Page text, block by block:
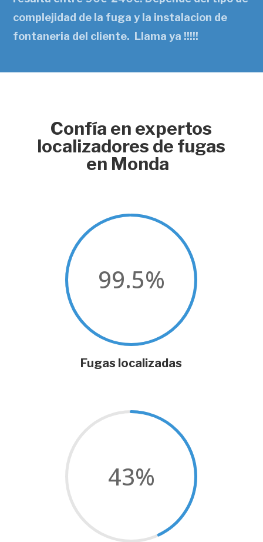
complejidad de la fuga y la instalacion de
fontaneria del cliente. Llama ya !!!!!
Confía en expertos
localizadores de fugas
en Monda
99.5%
Fugas localizadas
43%